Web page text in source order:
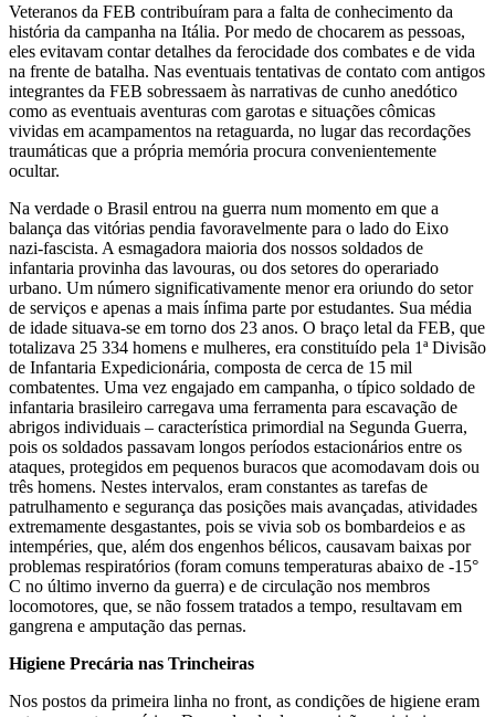
Veteranos da FEB contribuíram para a falta de conhecimento da
história da campanha na Itália. Por medo de chocarem as pessoas,
eles evitavam contar detalhes da ferocidade dos combates e de vida
na frente de batalha. Nas eventuais tentativas de contato com antigos
integrantes da FEB sobressaem às narrativas de cunho anedótico
como as eventuais aventuras com garotas e situações cômicas
vividas em acampamentos na retaguarda, no lugar das recordações
traumáticas que a própria memória procura convenientemente
ocultar.
Na verdade o Brasil entrou na guerra num momento em que a
balança das vitórias pendia favoravelmente para o lado do Eixo
nazi-fascista. A esmagadora maioria dos nossos soldados de
infantaria provinha das lavouras, ou dos setores do operariado
urbano. Um número significativamente menor era oriundo do setor
de serviços e apenas a mais ínfima parte por estudantes. Sua média
de idade situava-se em torno dos 23 anos. O braço letal da FEB, que
totalizava 25 334 homens e mulheres, era constituído pela 1ª Divisão
de Infantaria Expedicionária, composta de cerca de 15 mil
combatentes. Uma vez engajado em campanha, o típico soldado de
infantaria brasileiro carregava uma ferramenta para escavação de
abrigos individuais – característica primordial na Segunda Guerra,
pois os soldados passavam longos períodos estacionários entre os
ataques, protegidos em pequenos buracos que acomodavam dois ou
três homens. Nestes intervalos, eram constantes as tarefas de
patrulhamento e segurança das posições mais avançadas, atividades
extremamente desgastantes, pois se vivia sob os bombardeios e as
intempéries, que, além dos engenhos bélicos, causavam baixas por
problemas respiratórios (foram comuns temperaturas abaixo de -15°
C no último inverno da guerra) e de circulação nos membros
locomotores, que, se não fossem tratados a tempo, resultavam em
gangrena e amputação das pernas.
Higiene Precária nas Trincheiras
Nos postos da primeira linha no front, as condições de higiene eram